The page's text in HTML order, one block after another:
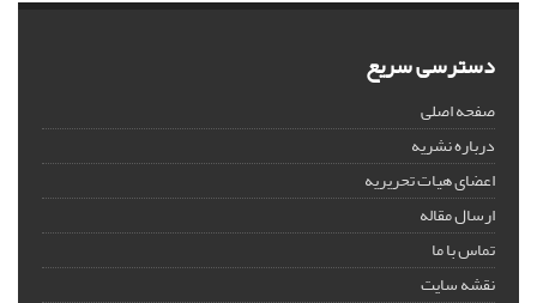
دسترسی سریع
صفحه اصلی
درباره نشریه
اعضای هیات تحریریه
ارسال مقاله
تماس با ما
نقشه سایت